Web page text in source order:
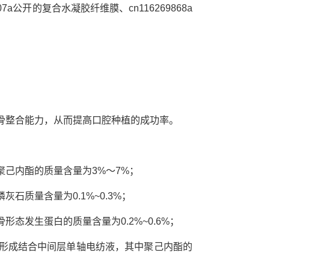
公开的复合水凝胶纤维膜、cn116269868a
合能力，从而提高口腔种植的成功率。
内酯的质量含量为3%～7%；
石质量含量为0.1%~0.3%；
态发生蛋白的质量含量为0.2%~0.6%；
成结合中间层单轴电纺液，其中聚己内酯的